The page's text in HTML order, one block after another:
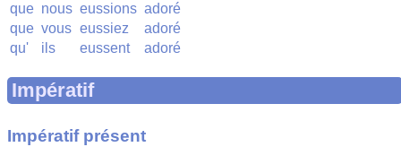
que nous eussions adoré
que vous eussiez
adoré
qu'
ils eussent adoré
Impératif
Impératif présent